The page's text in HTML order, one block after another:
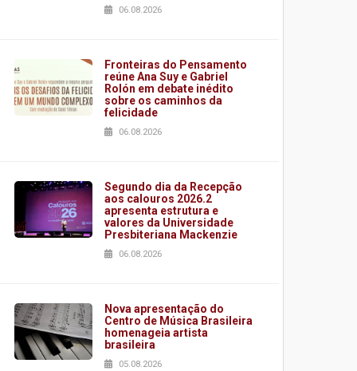
06.08.2026
Fronteiras do Pensamento
reúne Ana Suy e Gabriel
Rolón em debate inédito
sobre os caminhos da
felicidade
06.08.2026
Segundo dia da Recepção
aos calouros 2026.2
apresenta estrutura e
valores da Universidade
Presbiteriana Mackenzie
06.08.2026
Nova apresentação do
Centro de Música Brasileira
homenageia artista
brasileira
05.08.2026